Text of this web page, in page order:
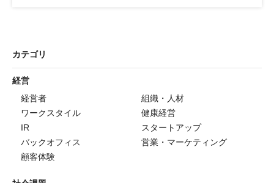
カテゴリ
経営
経営者
組織・人材
ワークスタイル
健康経営
IR
スタートアップ
バックオフィス
営業・マーケティング
顧客体験